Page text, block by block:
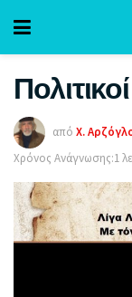
από Χ.
Χρόνος Ανάγνωσης:1